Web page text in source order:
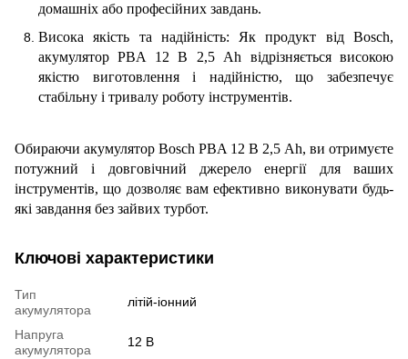
домашніх або професійних завдань.
Висока якість та надійність: Як продукт від Bosch,
акумулятор PBA 12 В 2,5 Ah відрізняється високою
якістю виготовлення і надійністю, що забезпечує
стабільну і тривалу роботу інструментів.
Обираючи акумулятор Bosch PBA 12 В 2,5 Ah, ви отримуєте
потужний і довговічний джерело енергії для ваших
інструментів, що дозволяє вам ефективно виконувати будь-
які завдання без зайвих турбот.
Ключові характеристики
Тип
акумулятора
літій-іонний
Напруга
акумулятора
12 В